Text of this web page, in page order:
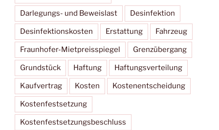
Darlegungs- und Beweislast Desinfektion
Desinfektionskosten Erstattung Fahrzeug
Fraunhofer-Mietpreisspiegel Grenzübergang
Grundstück Haftung Haftungsverteilung
Kaufvertrag Kosten Kostenentscheidung
Kostenfestsetzung
Kostenfestsetzungsbeschluss